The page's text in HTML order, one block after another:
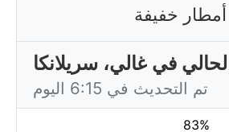
أمطار خفيفة
في غالي، سريلانكا
تم التحديث في 6:15 اليوم
83%